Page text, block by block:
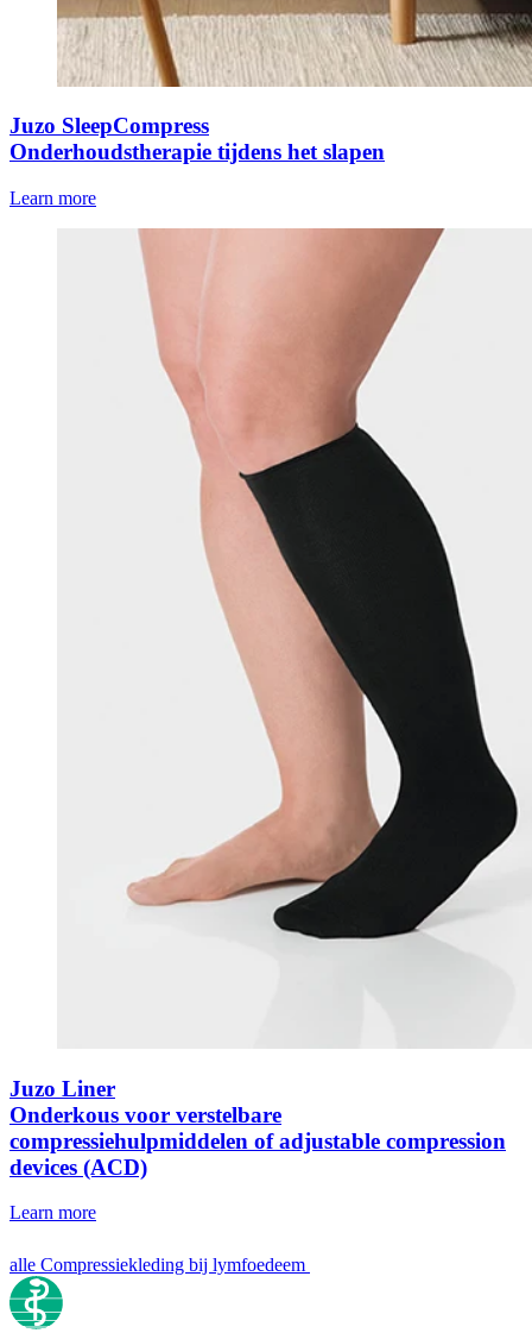
Juzo SleepCompress
Onderhoudstherapie tijdens het slapen
Learn more
Juzo Liner
Onderkous voor verstelbare
compressiehulpmiddelen of adjustable compression
devices (ACD)
Learn more
alle Compressiekleding bij lymfoedeem